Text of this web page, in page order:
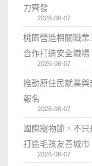
力齊發
2026-08-07
桃園營造相關職
合作打造安全職場
2026-08-07
推動原住民就業
報名
2026-08-07
國際寵物節，不
打造毛孩友善城市
2026-08-07